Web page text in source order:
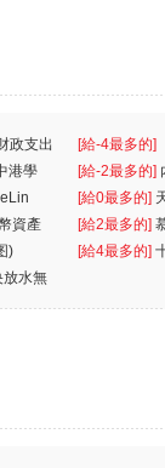
政支出
[給-4最多的]
一
港學
[給-2最多的]
人
[給0最多的]
資產 [給2最多的]
) [給4最多的]
放水無